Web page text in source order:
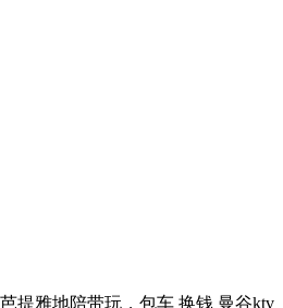
提雅地陪带玩，包车 换钱 曼谷ktv